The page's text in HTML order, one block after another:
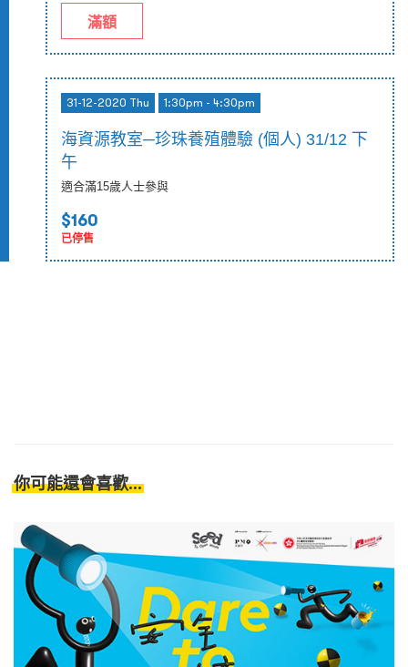
滿額
31-12-2020 Thu 1:30pm - 4:30pm
海資源教室─珍珠養殖體驗 (個人) 31/12 下
午
適合滿15歲人士參與
$160
已停售
你可能還會喜歡...